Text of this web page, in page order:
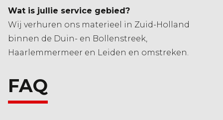
Wat is jullie service gebied?
Wij verhuren ons materieel in Zuid-Holland
binnen de Duin- en Bollenstreek,
Haarlemmermeer en Leiden en omstreken.
FAQ